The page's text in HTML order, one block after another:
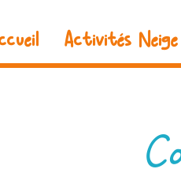
Activités Neige